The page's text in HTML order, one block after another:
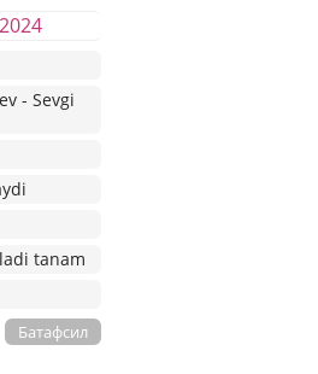
- Sevgi
tanam
Батафсил